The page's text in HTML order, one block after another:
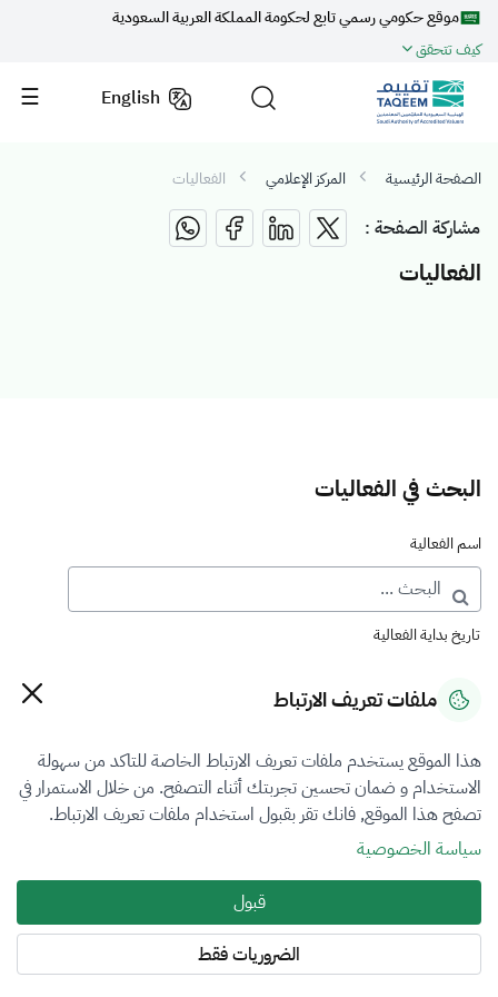
موقع حكومي رسمي تابع لحكومة المملكة العربية السعودية
كيف تتحقق
English
الصفحة الرئيسية المركز الإعلامي الفعاليات
مشاركة الصفحة :
الفعاليات
البحث في الفعاليات
اسم الفعالية
تاريخ بداية الفعالية
نوع الفعالية
اختر
ملفات تعريف الارتباط
هذا الموقع يستخدم ملفات تعريف الارتباط الخاصة للتاكد من سهولة
الاستخدام و ضمان تحسين تجربتك أثناء التصفح. من خلال الاستمرار في
تصفح هذا الموقع, فانك تقر بقبول استخدام ملفات تعريف الارتباط.
سياسة الخصوصية
قبول
الضروريات فقط